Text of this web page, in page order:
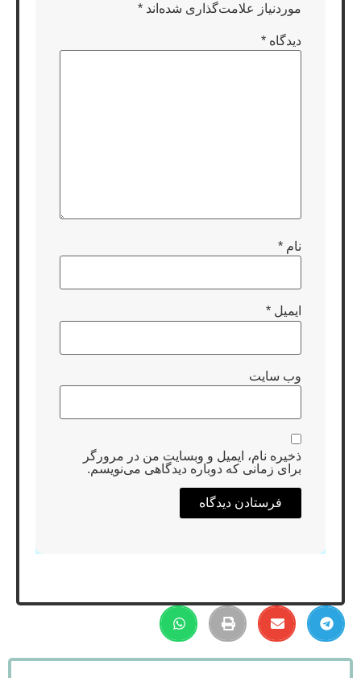
موردنیاز علامت‌گذاری شده‌اند *
دیدگاه *
نام *
ایمیل *
وب‌ سایت
ذخیره نام، ایمیل و وبسایت من در مرورگر
برای زمانی که دوباره دیدگاهی می‌نویسم.